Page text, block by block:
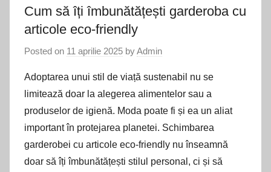
Cum să îți îmbunătățești garderoba cu
articole eco-friendly
Posted on 11 aprilie 2025 byAdmin
Adoptarea unui stil de viață sustenabil nu se
limitează doar la alegerea alimentelor sau a
produselor de igienă. Moda poate fi și ea un aliat
important în protejarea planetei. Schimbarea
garderobei cu articole eco-friendly nu înseamnă
doar să îți îmbunătățești stilul personal, ci și să